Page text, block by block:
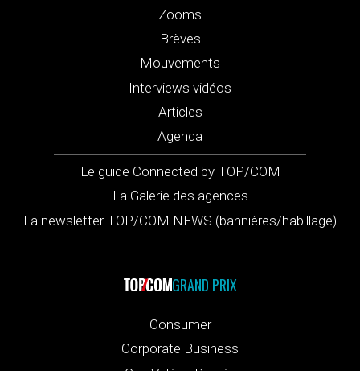
Zooms
Brèves
Mouvements
Interviews vidéos
Articles
Agenda
Le guide Connected by TOP/COM
La Galerie des agences
La newsletter TOP/COM NEWS (bannières/habillage)
GRAND PRIX
Consumer
Corporate Business